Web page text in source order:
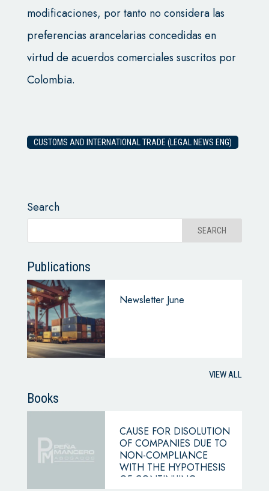
modificaciones, por tanto no considera las
preferencias arancelarias concedidas en
virtud de acuerdos comerciales suscritos por
Colombia.
CUSTOMS AND INTERNATIONAL TRADE (LEGAL NEWS ENG)
Search
Publications
Newsletter June
VIEW ALL
Books
CAUSE FOR DISOLUTION
OF COMPANIES DUE TO
NON-COMPLIANCE
WITH THE HYPOTHESIS
OF CONTINUING